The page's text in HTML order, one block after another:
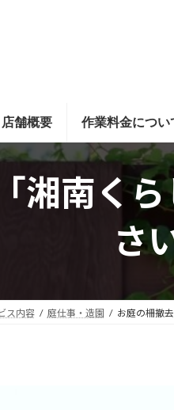
店舗概要 作業料金につい
湘南く
さ
ス内容 庭仕事・造園 お庭の柵撤